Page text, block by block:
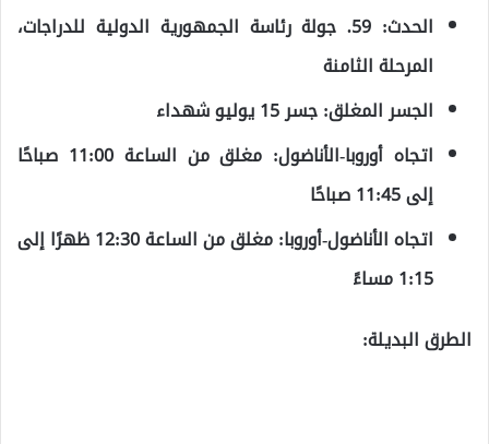
الحدث:
59. جولة رئاسة الجمهورية الدولية للدراجات،
المرحلة الثامنة
الجسر المغلق:جسر 15 يوليو شهداء
اتجاه أوروبا-الأناضول:
مغلق من الساعة 11:00 صباحًا
إلى 11:45 صباحًا
اتجاه الأناضول-أوروبا:
مغلق من الساعة 12:30 ظهرًا إلى
1:15 مساءً
الطرق البديلة: